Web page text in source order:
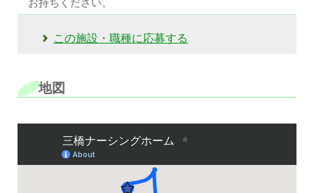
この施設・職種に応募する
地図